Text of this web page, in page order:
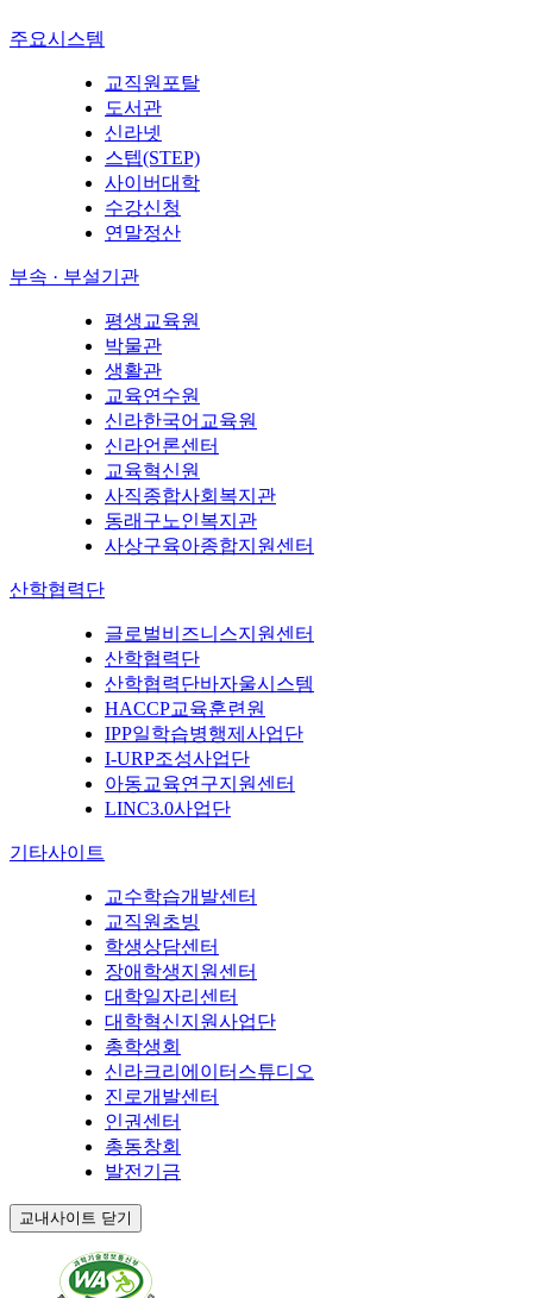
주요시스템
교직원포탈
도서관
신라넷
스텝(STEP)
사이버대학
수강신청
연말정산
부속 · 부설기관
평생교육원
박물관
생활관
교육연수원
신라한국어교육원
신라언론센터
교육혁신원
사직종합사회복지관
동래구노인복지관
사상구육아종합지원센터
산학협력단
글로벌비즈니스지원센터
산학협력단
산학협력단바자울시스템
HACCP교육훈련원
IPP일학습병행제사업단
I-URP조성사업단
아동교육연구지원센터
LINC3.0사업단
기타사이트
교수학습개발센터
교직원초빙
학생상담센터
장애학생지원센터
대학일자리센터
대학혁신지원사업단
총학생회
신라크리에이터스튜디오
진로개발센터
인권센터
총동창회
발전기금
교내사이트 닫기